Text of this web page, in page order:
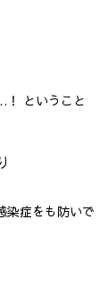
ということ
染症をも防いで